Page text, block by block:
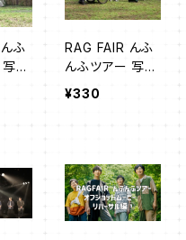
ふ
真
0
RAG FAIR んふ
んふツアー 写真
撮影ムービー 0
¥330